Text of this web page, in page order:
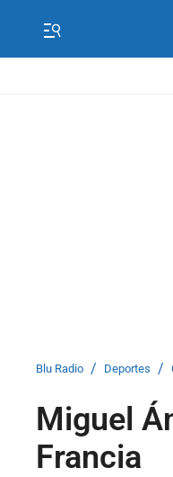
Blu Radio / Deportes /
Miguel
Francia